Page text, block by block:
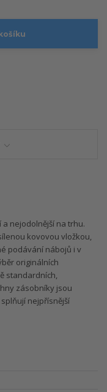
nejodolnější na trhu.
kovovou vložkou,
podávání nábojů i v
originálních
standardních,
zásobníky jsou
nejpřísnější